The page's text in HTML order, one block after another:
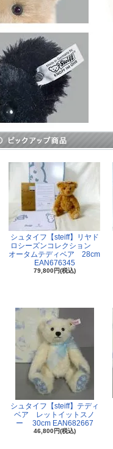
シュタイフ【steiff】リヤド
ロシーズンコレクション
オータムテディベア 28cm
EAN676345
79,800円(税込)
シュタイフ【steiff】テディ
ベア レットイットスノ
ー 30cm EAN682667
46,800円(税込)